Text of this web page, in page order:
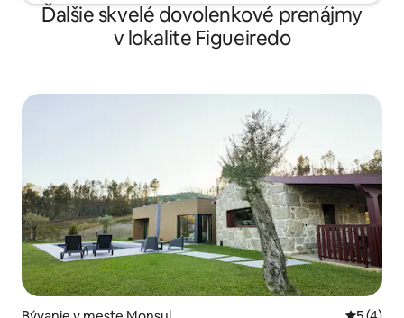
Ďalšie skvelé dovolenkové prenájmy
v lokalite Figueiredo